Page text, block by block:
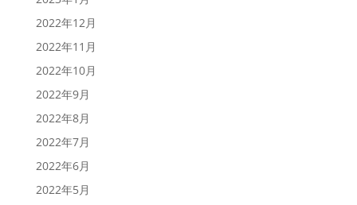
2022年12月
2022年11月
2022年10月
2022年9月
2022年8月
2022年7月
2022年6月
2022年5月